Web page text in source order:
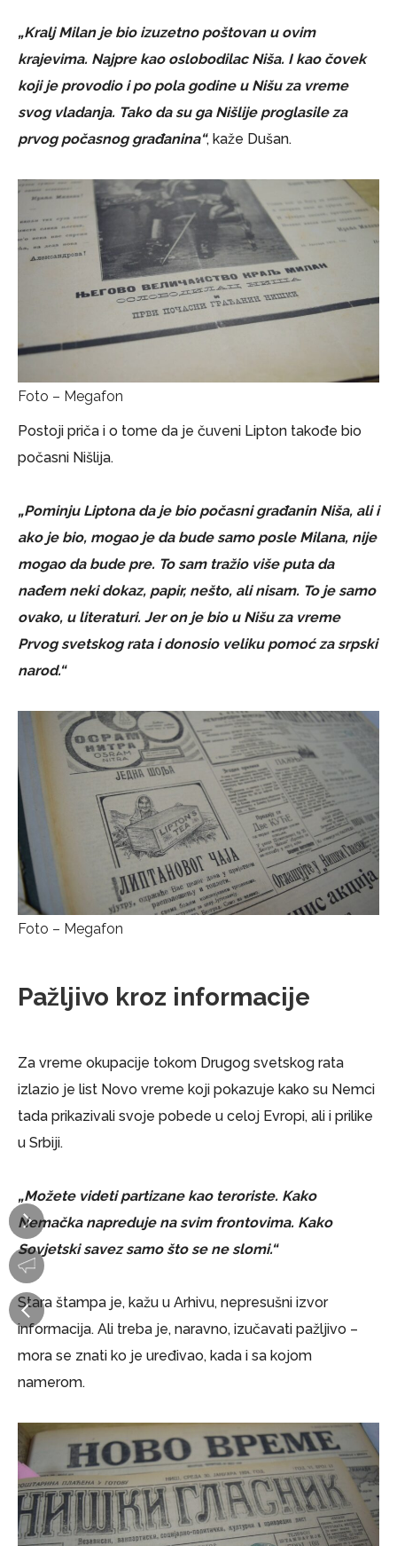
„Kralj Milan je bio izuzetno poštovan u ovim
krajevima. Najpre kao oslobodilac Niša. I kao čovek
koji je provodio i po pola godine u Nišu za vreme
svog vladanja. Tako da su ga Nišlije proglasile za
prvog počasnog građanina“, kaže Dušan.
Foto – Megafon
Postoji priča i o tome da je čuveni Lipton takođe bio
počasni Nišlija.
„Pominju Liptona da je bio počasni građanin Niša, ali i
ako je bio, mogao je da bude samo posle Milana, nije
mogao da bude pre. To sam tražio više puta da
nađem neki dokaz, papir, nešto, ali nisam. To je samo
ovako, u literaturi. Jer on je bio u Nišu za vreme
Prvog svetskog rata i donosio veliku pomoć za srpski
narod.“
Foto – Megafon
Pažljivo kroz informacije
Za vreme okupacije tokom Drugog svetskog rata
izlazio je list Novo vreme koji pokazuje kako su Nemci
tada prikazivali svoje pobede u celoj Evropi, ali i prilike
u Srbiji.
„Možete videti partizane kao teroriste. Kako
Nemačka napreduje na svim frontovima. Kako
Sovjetski savez samo što se ne slomi.“
Stara štampa je, kažu u Arhivu, nepresušni izvor
informacija. Ali treba je, naravno, izučavati pažljivo –
mora se znati ko je uređivao, kada i sa kojom
namerom.